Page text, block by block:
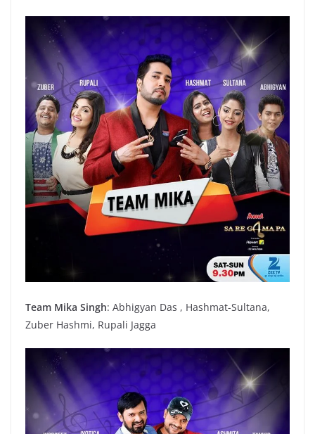
Team Mika Singh: Abhigyan Das , Hashmat-Sultana,
Zuber Hashmi, Rupali Jagga